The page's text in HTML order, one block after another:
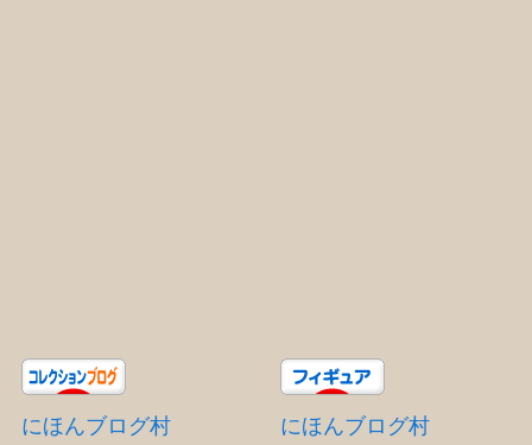
にほんブログ村 にほんブログ村